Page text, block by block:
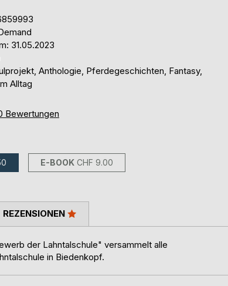
31.05.2023
Anthologie, Pferdegeschichten, Fantasy,
Alltag
Bewertungen
E-BOOK CHF 9.00
der Lahntalschule" versammelt alle
in Biedenkopf.
REZENSIONEN